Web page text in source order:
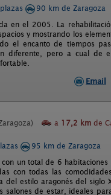
90 km de Zaragoza
en el 2005. La
y mostrando los
el encanto de tiempos
diferente, pero a cual de
Email
a 17,2 km de
95 km de Zaragoza
un total de 6
con todas las
estilo aragonés del siglo
salones de estar, ideales